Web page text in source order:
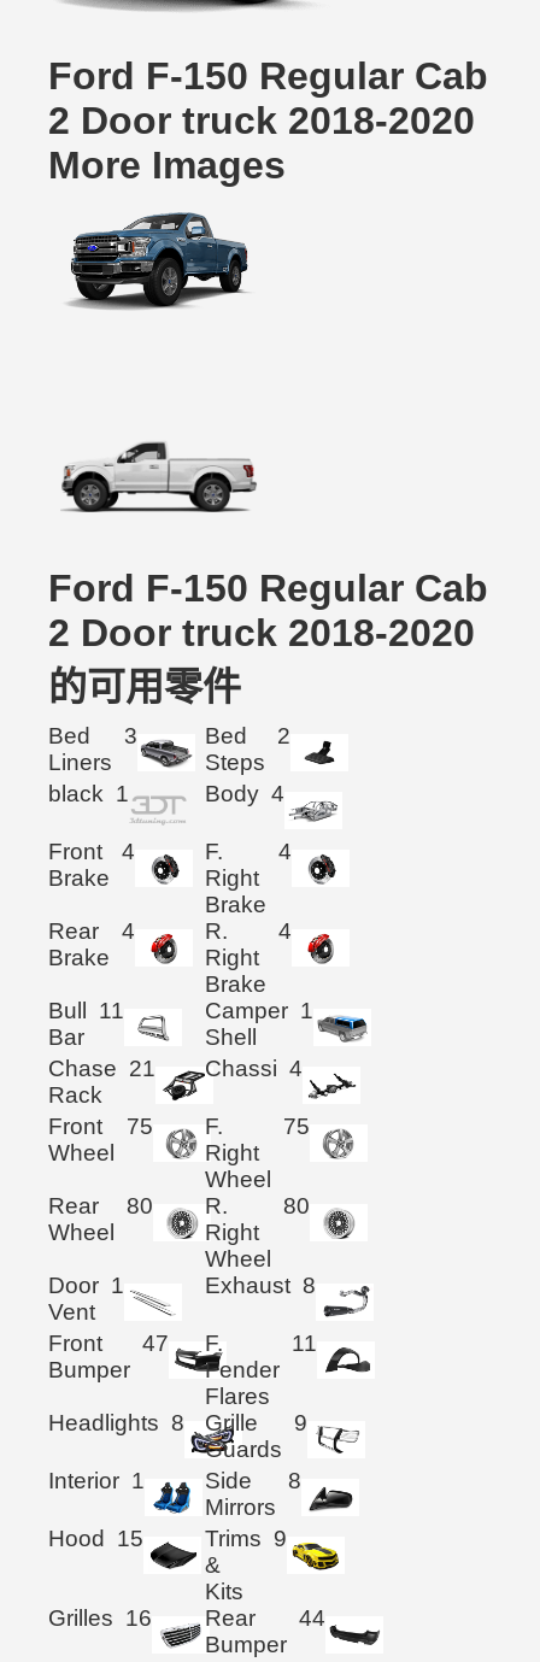
Ford F-150 Regular Cab
2 Door truck 2018-2020
More Images
Ford F-150 Regular Cab
2 Door truck 2018-2020
的可用零件
Bed
Liners
3
Bed
Steps
2
black 1 Body 4
Front
Brake
4
F.
Right
Brake
4
Rear
Brake
4
R.
Right
Brake
4
Bull
Bar
11
Camper
Shell
1
Chase
Rack
21 Chassi 4
Front
Wheel
75
F.
Right
Wheel
75
Rear
Wheel
80
R.
Right
Wheel
80
Door
Vent
1 Exhaust 8
Front
Bumper
47
F.
Fender
Flares
11
Headlights 8
Grille
Guards
9
Interior 1
Side
Mirrors
8
Hood 15
Trims
&
Kits
9
Grilles 16
Rear
Bumper
44